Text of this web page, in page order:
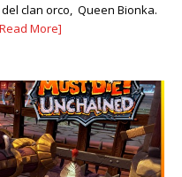
clan orco, Queen Bionka.
More]